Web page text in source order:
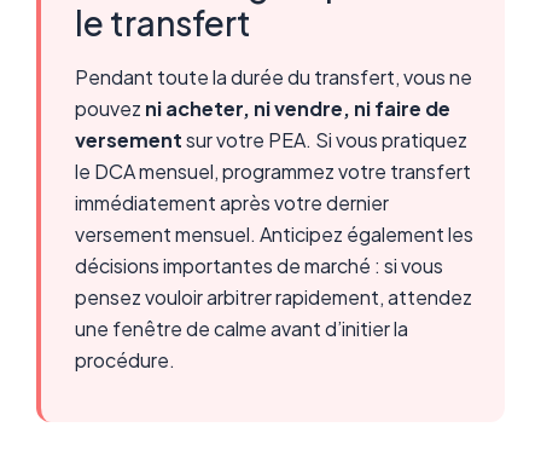
le transfert
Pendant toute la durée du transfert, vous ne
pouvez ni acheter, ni vendre, ni faire de
versementsur votre PEA. Si vous pratiquez
le DCA mensuel, programmez votre transfert
immédiatement après votre dernier
versement mensuel. Anticipez également les
décisions importantes de marché : si vous
pensez vouloir arbitrer rapidement, attendez
une fenêtre de calme avant d’initier la
procédure.